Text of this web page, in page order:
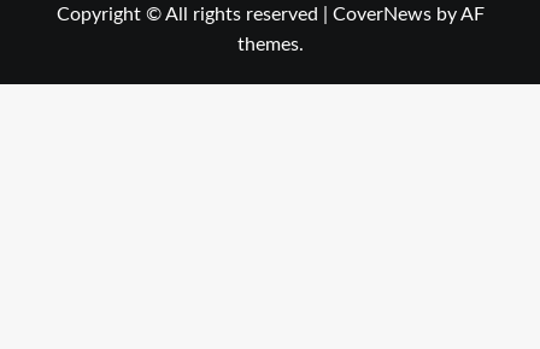
Copyright © All rights reserved CoverNewsby AF
themes.